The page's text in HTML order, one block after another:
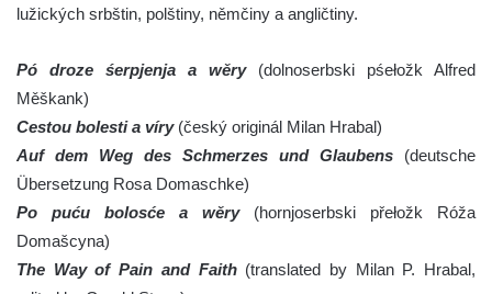
lužických srbštin, polštiny, němčiny a angličtiny.
Pó droze śerpjenja a wěry(dolnoserbski pśełožk Alfred
Měškank)
Cestou bolesti a víry(český originál Milan Hrabal)
Auf dem Weg des Schmerzes und Glaubens (deutsche
Übersetzung Rosa Domaschke)
Po puću bolosće a wěry(hornjoserbski přełožk Róža
Domašcyna)
The Way of Pain and Faith(translated by Milan P. Hrabal,